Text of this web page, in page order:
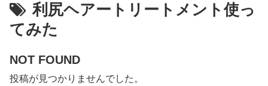
利尻ヘアートリートメント使っ
てみた
NOT FOUND
投稿が見つかりませんでした。